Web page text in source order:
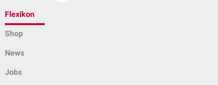
Flexikon
Shop
News
Jobs